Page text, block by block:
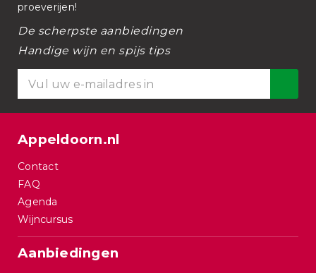
proeverijen!
De scherpste aanbiedingen
Handige wijn en spijs tips
Appeldoorn.nl
Contact
FAQ
Agenda
Wijncursus
Aanbiedingen